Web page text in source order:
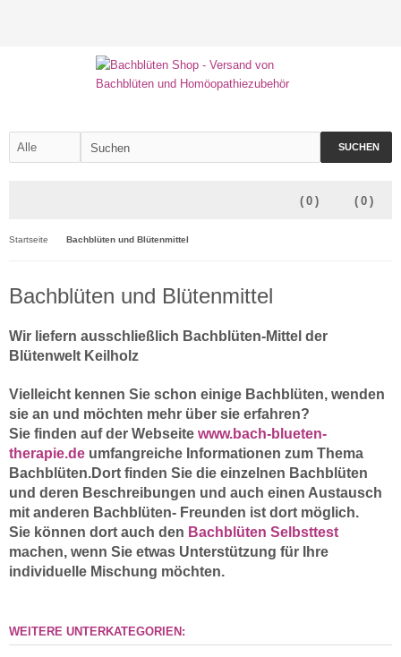
SUCHEN
( 0 )
( 0 )
Startseite Bachblüten und Blütenmittel
Bachblüten und Blütenmittel
Wir liefern ausschließlich Bachblüten-Mittel der
Blütenwelt Keilholz
Vielleicht kennen Sie schon einige Bachblüten, wenden
sie an und möchten mehr über sie erfahren?
Sie finden auf der Webseite www.bach-blueten-
therapie.de umfangreiche Informationen zum Thema
Bachblüten.Dort finden Sie die einzelnen Bachblüten
und deren Beschreibungen und auch einen Austausch
mit anderen Bachblüten- Freunden ist dort möglich.
Sie können dort auch den Bachblüten Selbsttest
machen, wenn Sie etwas Unterstützung für Ihre
individuelle Mischung möchten.
WEITERE UNTERKATEGORIEN: